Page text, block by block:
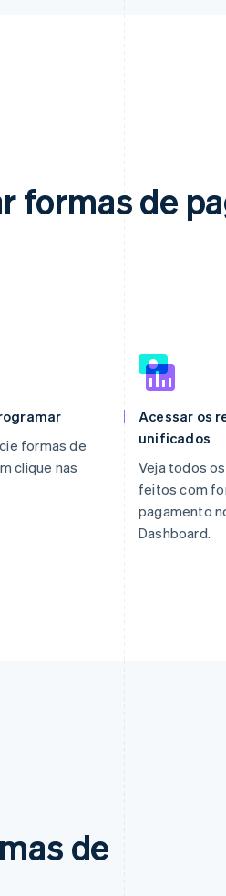
formas de
formas de
clique nas
Acessar os
unificados
Veja todos
feitos com
pagamento
Dashboard.
de